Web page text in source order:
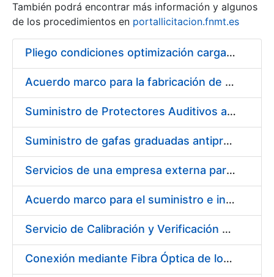
Mostrar/Ocultar
También podrá encontrar más información y algunos
de los procedimientos en portallicitacion.fnmt.es
Pliego condiciones optimización cargas compras firmado
Acuerdo marco para la fabricación de piezas
Suministro de Protectores Auditivos a medida para las personas trabajadoras de los Centros de Trabajo de Madrid y Burgos
Suministro de gafas graduadas antiproyecciones para los trabajadores de la FNMT-RCM en los centros de trabajo de Madrid y Burgos
Servicios de una empresa externa para el asesoramiento y resolución de los recursos de alzada que se presentan relacionados con procesos de selección para la FNMT-RCM
Acuerdo marco para el suministro e instalación de persianas, estores y otros complementos
Servicio de Calibración y Verificación Externa de los Equipos de Medición del Servicio de Prevención de la FNMT-RCM
Conexión mediante Fibra Óptica de los Centros de Proceso de Datos (CPDs) de las sedes de la FNMT-RCM de Burgos y Madrid